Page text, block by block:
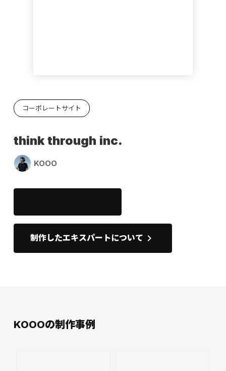
コーポレートサイト
think through inc.
KOOO
制作したエキスパートについて keyboard_arrow_right
KOOOの制作事例